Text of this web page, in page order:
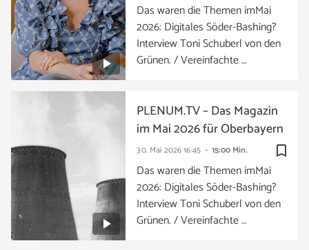
Das waren die Themen imMai
2026: Digitales Söder-Bashing?
Interview Toni Schuberl von den
Grünen. / Vereinfachte …
bookmark_border
30. Mai 202616:45 15:00 Min.
PLENUM.TV – Das Magazin
im Mai 2026 für Oberbayern
Das waren die Themen imMai
2026: Digitales Söder-Bashing?
Interview Toni Schuberl von den
Grünen. / Vereinfachte …